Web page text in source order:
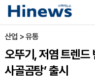
산업 > 유통
오뚜기, 저염 트렌드
사골곰탕’ 출시